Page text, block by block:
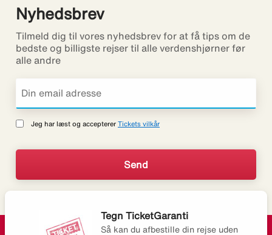
Nyhedsbrev
Tilmeld dig til vores nyhedsbrev for at få tips om de
bedste og billigste rejser til alle verdenshjørner før
alle andre
Jeg har læst og accepterer Tickets vilkår
Tegn TicketGaranti
Så kan du afbestille din rejse uden